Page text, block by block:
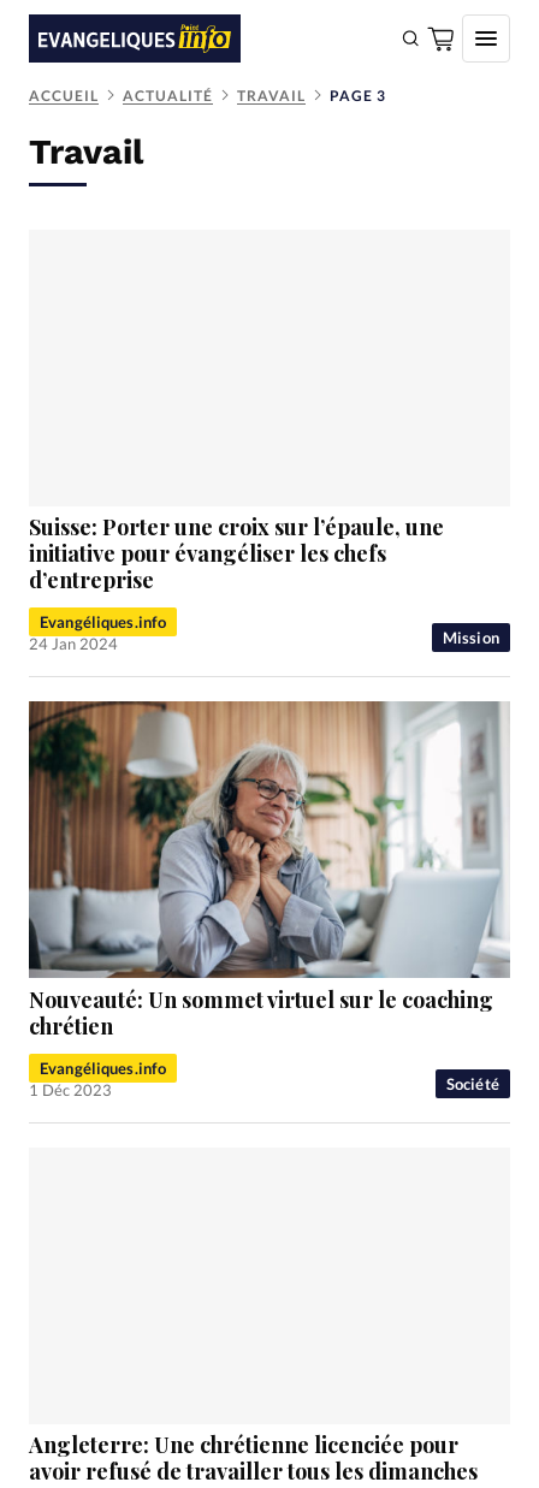
Faire un don
RUBRIQUES
Toute l'actualité Bible
Eglises
Histoire
Mission
Monde
Religions
Société
ACCUEIL ACTUALITÉ TRAVAIL PAGE 3
Travail
Mission
Suisse: Porter une croix sur l’épaule, une
initiative pour évangéliser les chefs
d’entreprise
Evangéliques.info
24 Jan 2024
Société
Nouveauté: Un sommet virtuel sur le coaching
chrétien
Evangéliques.info
1 Déc 2023
Angleterre: Une chrétienne licenciée pour
avoir refusé de travailler tous les dimanches